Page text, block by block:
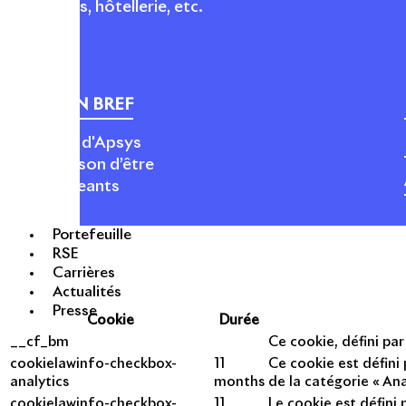
Portefeuille
RSE
Carrières
Actualités
Presse
logements, hôtellerie, etc.
APSYS EN BREF
À propos d'Apsys
Notre raison d’être
Nos dirigeants
Nos métiers
Mentions légales
Cookie
Durée
__cf_bm
Ce cookie, défini
cookielawinfo-checkbox-
analytics
months
Ce cookie est défini
de la catégorie «